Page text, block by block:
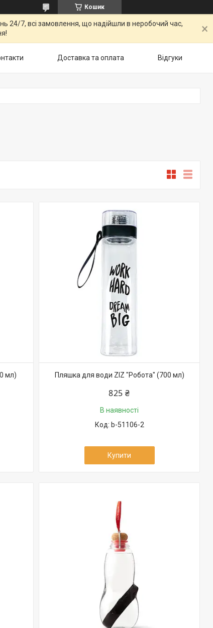
Кошик
7, всі замовлення, що надійшли в неробочий час,
Доставка та оплата Відгуки
мл) Пляшка для води ZIZ "Робота" (700 мл)
825 ₴
В наявності
b-51106-2
Купити